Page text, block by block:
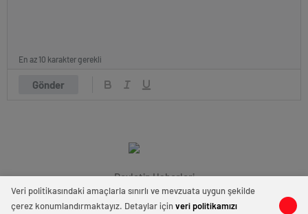
0 0
Gönder
En az 10 karakter gerekli
Devletin Haberleri
Veri politikasındaki amaçlarla sınırlı ve mevzuata uygun şekilde
çerez konumlandırmaktayız. Detaylar içinveri politikamızı